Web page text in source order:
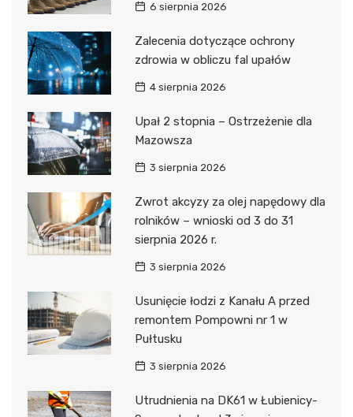
6 sierpnia 2026
Zalecenia dotyczące ochrony
zdrowia w obliczu fal upałów
4 sierpnia 2026
Upał 2 stopnia – Ostrzeżenie dla
Mazowsza
3 sierpnia 2026
Zwrot akcyzy za olej napędowy dla
rolników – wnioski od 3 do 31
sierpnia 2026 r.
3 sierpnia 2026
Usunięcie łodzi z Kanału A przed
remontem Pompowni nr 1 w
Pułtusku
3 sierpnia 2026
Utrudnienia na DK61 w Łubienicy-